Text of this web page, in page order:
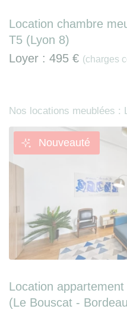
Location chambre
T5 (Lyon 8)
Loyer : 495 € (charges
Nos locations meublées :
Nouveauté
Location
(Le Bouscat -